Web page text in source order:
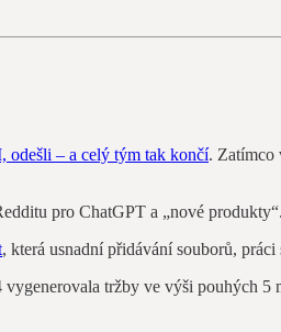
odešli – a celý tým tak končí. Zatímco
pro ChatGPT a „nové
, která usnadní přidávání souborů,
vygenerovala tržby ve výši pouhých